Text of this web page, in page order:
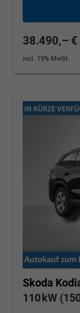
38.490,– €
incl. 19% MwSt.
Skoda
110 kW